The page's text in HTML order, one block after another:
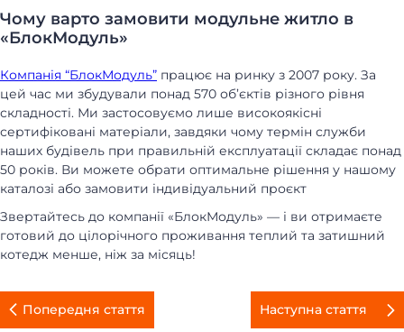
БУДИНКИ МОДУЛЬНІ
КАРКАСНІ БУДИНКИ
Чому варто замовити модульне житло в
«БлокМодуль»
Компанія “БлокМодуль” працює на ринку з 2007 року. За
цей час ми збудували понад 570 об’єктів різного рівня
складності. Ми застосовуємо лише високоякісні
сертифіковані матеріали, завдяки чому термін служби
наших будівель при правильній експлуатації складає понад
50 років. Ви можете обрати оптимальне рішення у нашому
каталозі або замовити індивідуальний проєкт
Звертайтесь до компанії «БлокМодуль» — і ви отримаєте
готовий до цілорічного проживання теплий та затишний
котедж менше, ніж за місяць!
Попередня стаття Наступна стаття